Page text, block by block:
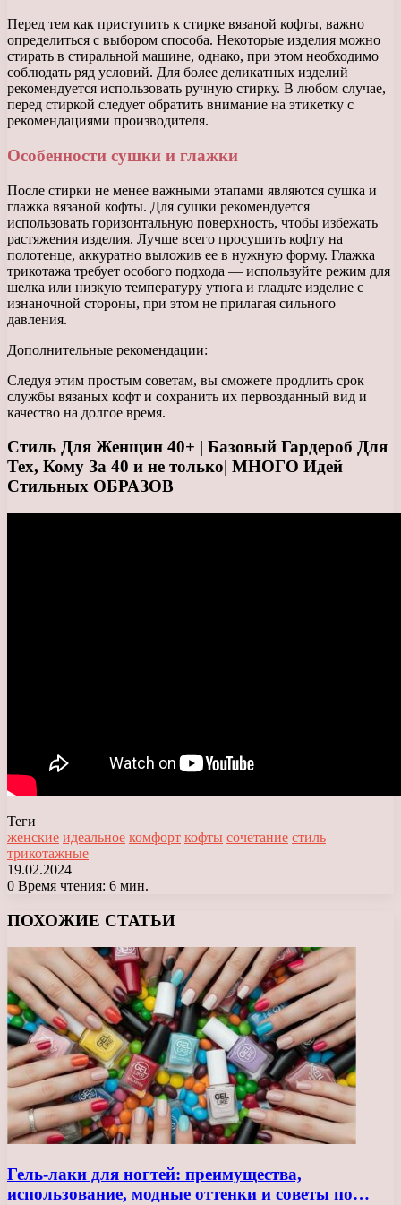
Перед тем как приступить к стирке вязаной кофты, важно
определиться с выбором способа. Некоторые изделия можно
стирать в стиральной машине, однако, при этом необходимо
соблюдать ряд условий. Для более деликатных изделий
рекомендуется использовать ручную стирку. В любом случае,
перед стиркой следует обратить внимание на этикетку с
рекомендациями производителя.
Особенности сушки и глажки
После стирки не менее важными этапами являются сушка и
глажка вязаной кофты. Для сушки рекомендуется
использовать горизонтальную поверхность, чтобы избежать
растяжения изделия. Лучше всего просушить кофту на
полотенце, аккуратно выложив ее в нужную форму. Глажка
трикотажа требует особого подхода — используйте режим для
шелка или низкую температуру утюга и гладьте изделие с
изнаночной стороны, при этом не прилагая сильного
давления.
Дополнительные рекомендации:
Следуя этим простым советам, вы сможете продлить срок
службы вязаных кофт и сохранить их первозданный вид и
качество на долгое время.
Стиль Для Женщин 40+ | Базовый Гардероб Для
Тех, Кому За 40 и не только| МНОГО Идей
Стильных ОБРАЗОВ
Теги
женские идеальное комфорт кофты сочетание стиль
трикотажные
19.02.2024
0 Время чтения: 6 мин.
ПОХОЖИЕ СТАТЬИ
Гель-лаки для ногтей: преимущества,
использование, модные оттенки и советы по…